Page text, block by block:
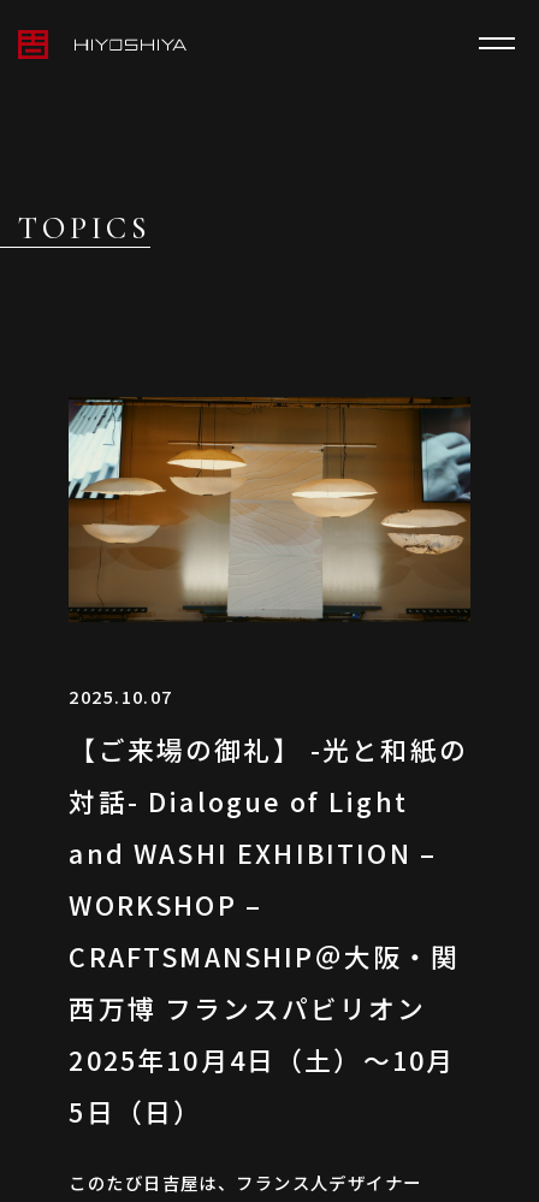
MEDIA
TOPICS
2025.10.07
【ご来場の御礼】 -光と和紙の
対話- Dialogue of Light
and WASHI EXHIBITION –
WORKSHOP –
CRAFTSMANSHIP＠大阪・関
西万博 フランスパビリオン
2025年10月4日（土）〜10月
5日（日）
このたび日吉屋は、フランス人デザイナー